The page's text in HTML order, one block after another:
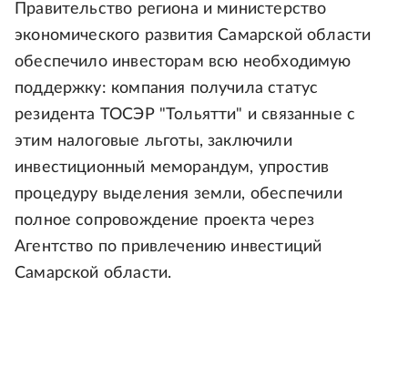
Правительство региона и министерство
экономического развития Самарской области
обеспечило инвесторам всю необходимую
поддержку: компания получила статус
резидента ТОСЭР "Тольятти" и связанные с
этим налоговые льготы, заключили
инвестиционный меморандум, упростив
процедуру выделения земли, обеспечили
полное сопровождение проекта через
Агентство по привлечению инвестиций
Самарской области.